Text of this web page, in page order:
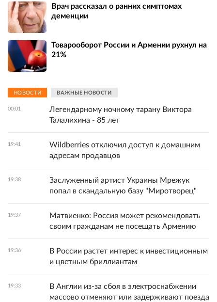
Врач рассказал о ранних симптомах
деменции
Товарооборот России и Армении рухнул на
21%
НОВОСТИ ВАЖНЫЕ НОВОСТИ
00:01
Легендарному ночному тарану Виктора
Талалихина - 85 лет
19:41
Wildberries отключил доступ к домашним
адресам продавцов
19:38
Заслуженный артист Украины Мрежук
попал в скандальную базу "Миротворец"
19:37
Матвиенко: Россия может рекомендовать
своим гражданам не посещать Армению
19:36
В России растет интерес к инвестиционным
и цветным бриллиантам
19:33
В Англии из-за сбоя в электроснабжении
массово отменяют или задерживают поезда